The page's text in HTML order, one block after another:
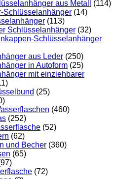
aus Metall
(114)
Schlüsselanhänger (14)
(113)
Schlüsselanhänger (32)
Schlüsselanhänger
aus Leder (250)
in Autoform (25)
mit einziehbarer
(25)
(460)
(252)
(52)
(62)
und Becher (360)
(65)
(72)